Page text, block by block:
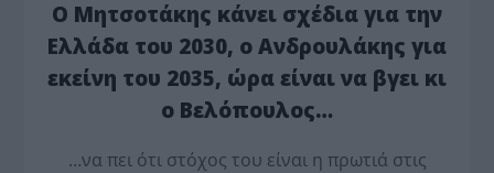
Ο Μητσοτάκης κάνει σχέδια για την
Ελλάδα του 2030, ο Ανδρουλάκης για
εκείνη του 2035, ώρα είναι να βγει κι
ο Βελόπουλος…
…να πει ότι στόχος του είναι η πρωτιά στις